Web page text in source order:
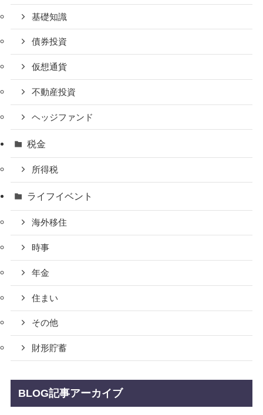
基礎知識
債券投資
仮想通貨
不動産投資
ヘッジファンド
税金
所得税
ライフイベント
海外移住
時事
年金
住まい
その他
財形貯蓄
BLOG記事アーカイブ